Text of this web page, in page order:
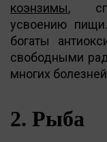
коэнзимы,
усвоению
богаты
свободными
многих
2. Рыба